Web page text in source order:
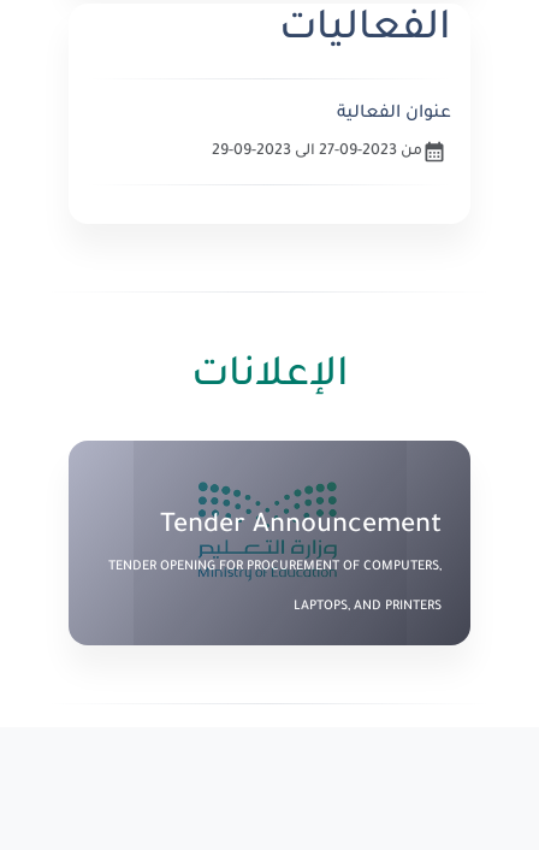
الفعاليات
عنوان الفعالية
من 2023-09-27 الى 2023-09-29
الإعلانات
Tender Announcement
TENDER OPENING FOR PROCUREMENT OF COMPUTERS,
LAPTOPS, AND PRINTERS